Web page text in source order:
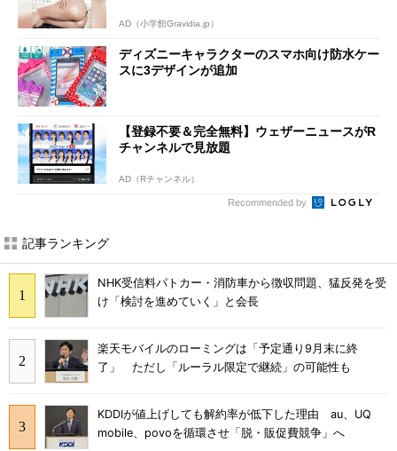
AD（小学館Gravidia.jp）
ディズニーキャラクターのスマホ向け防水ケー
スに3デザインが追加
【登録不要＆完全無料】ウェザーニュースがR
チャンネルで見放題
AD（Rチャンネル）
Recommended by
記事ランキング
NHK受信料パトカー・消防車から徴収問題、猛反発を受
け「検討を進めていく」と会長
楽天モバイルのローミングは「予定通り9月末に終
了」 ただし「ルーラル限定で継続」の可能性も
KDDIが値上げしても解約率が低下した理由 au、UQ
mobile、povoを循環させ「脱・販促費競争」へ